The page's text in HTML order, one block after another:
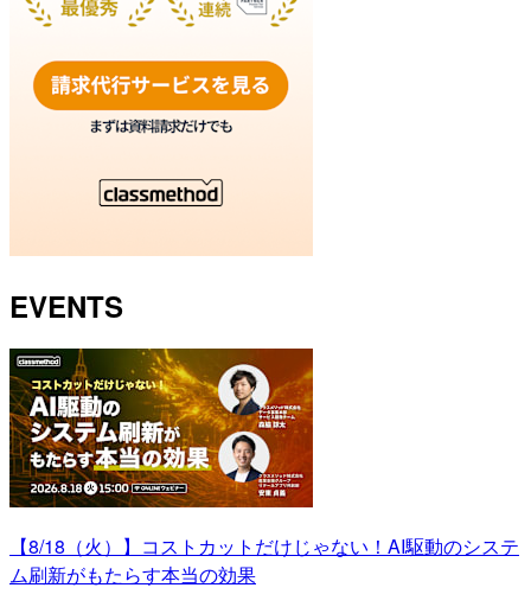
EVENTS
【8/18（火）】コストカットだけじゃない！AI駆動のシステ
ム刷新がもたらす本当の効果